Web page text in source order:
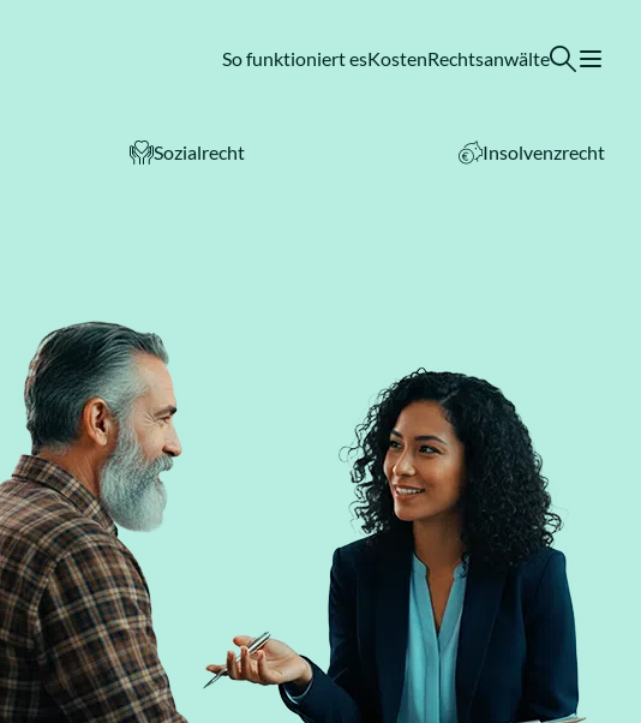
So funktioniert esKostenRechtsanwälte
Sozialrecht Insolvenzrecht